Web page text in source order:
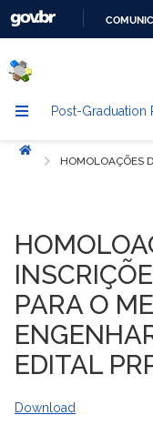
Post-Graduation
Início
HOMOLOAÇÕES
PARA O
EDITAL
Download